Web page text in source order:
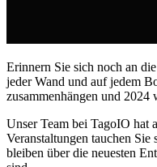
Erinnern Sie sich noch an
jeder Wand und auf jedem
zusammenhängen und 2024
Unser Team bei TagoIO hat
Veranstaltungen tauchen
bleiben über die neuesten